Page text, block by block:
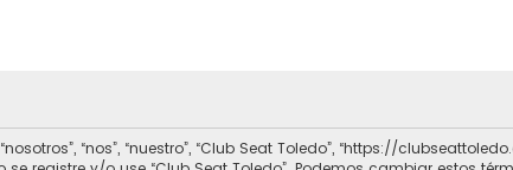
“nos”, “nuestro”, “Club Seat Toledo”, “https://